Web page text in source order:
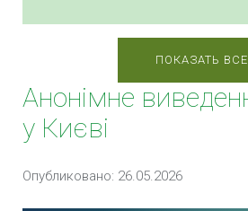
Примусове виведення із запою
ПОКАЗАТЬ ВСЕ
Анонімне
у Києві
Опубликовано: 26.05.2026